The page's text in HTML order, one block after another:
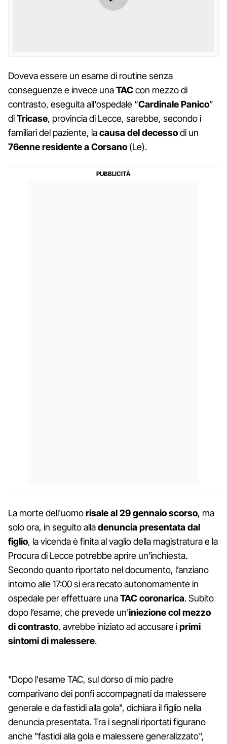
Doveva essere un esame di routine senza
conseguenze e invece unaTACcon mezzo di
contrasto, eseguita all'ospedale “Cardinale Panico”
diTricase, provincia di Lecce, sarebbe, secondo i
familiari del paziente, lacausa del decessodi un
76enne residente a Corsano (Le).
La morte dell'uomorisale al 29 gennaio scorso, ma
solo ora, in seguito alladenuncia presentata dal
figlio, la vicenda è finita al vaglio della magistratura e la
Procura di Lecce potrebbe aprire un’inchiesta.
Secondo quanto riportato nel documento, l’anziano
intorno alle 17:00 si era recato autonomamente in
ospedale per effettuare unaTAC coronarica. Subito
dopo l’esame, che prevede un'iniezione col mezzo
di contrasto, avrebbe iniziato ad accusare iprimi
sintomi di malessere.
"Dopo l'esame TAC, sul dorso di mio padre
comparivano dei ponfi accompagnati da malessere
generale e da fastidi alla gola", dichiara il figlio nella
denuncia presentata. Tra i segnali riportati figurano
anche "fastidi alla gola e malessere generalizzato",